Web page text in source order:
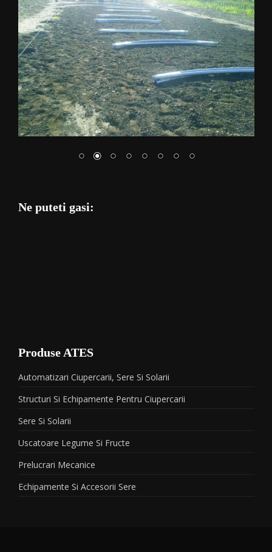
Ne puteti gasi:
Produse ATES
Automatizari Ciupercarii, Sere Si Solarii
Structuri Si Echipamente Pentru Ciupercarii
Sere Si Solarii
Uscatoare Legume Si Fructe
Prelucrari Mecanice
Echipamente Si Accesorii Sere